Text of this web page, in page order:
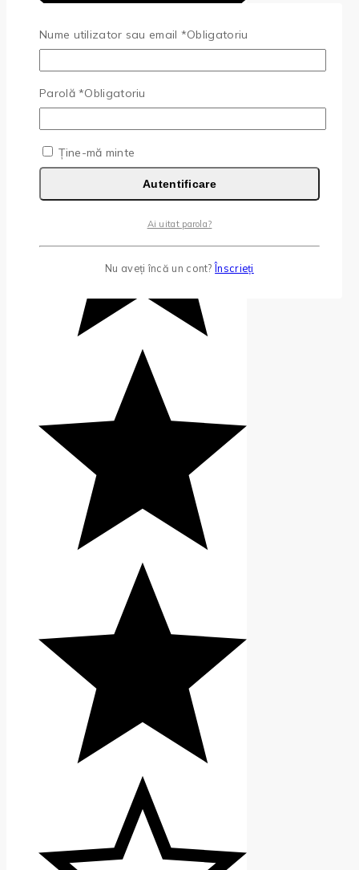
Nume utilizator sau email *Obligatoriu
Parolă*Obligatoriu
Ține-mă minte
Autentificare
Ai uitat parola?
Nu aveți încă un cont?Înscrieți